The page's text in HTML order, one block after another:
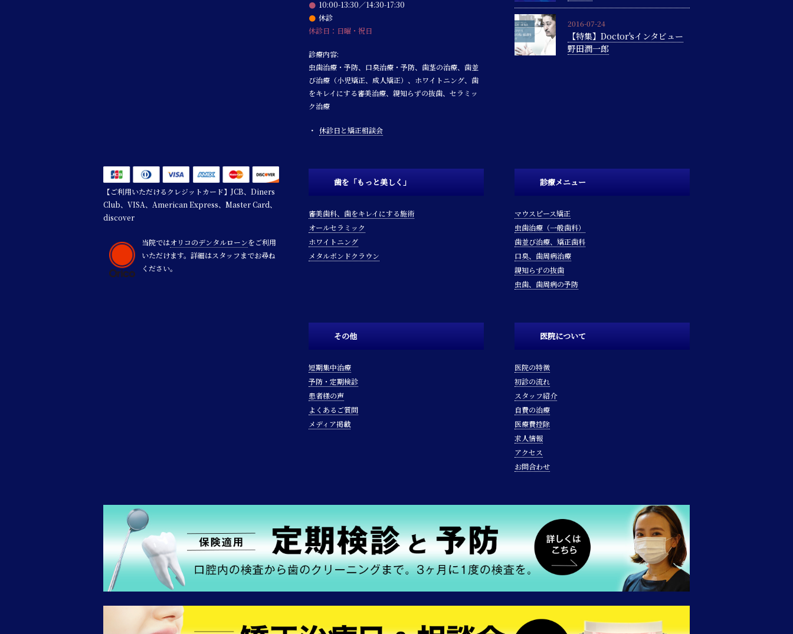
【ご利用いただけるクレジットカード】JCB、Diners
Club、VISA、American Express、Master Card、
discover
当院ではオリコのデンタルローンをご利用
いただけます。詳細はスタッフまでお尋ね
ください。
● 10:00-13:30／14:30-17:30
● 休診
休診日：日曜・祝日
診療内容:
虫歯治療・予防、口臭治療・予防、歯茎の治療、歯並
び治療（小児矯正、成人矯正）、ホワイトニング、歯
をキレイにする審美治療、親知らずの抜歯、セラミッ
ク治療
休診日と矯正相談会
2016-07-24
【特集】Doctor'sインタビュー
野田潤一郎
歯を「もっと美しく」
審美歯科、歯をキレイにする施術
オールセラミック
ホワイトニング
メタルボンドクラウン
診療メニュー
マウスピース矯正
虫歯治療（一般歯科）
歯並び治療、矯正歯科
口臭、歯周病治療
親知らずの抜歯
虫歯、歯周病の予防
その他
短期集中治療
予防・定期検診
患者様の声
よくあるご質問
メディア掲載
医院について
医院の特徴
初診の流れ
スタッフ紹介
自費の治療
医療費控除
求人情報
アクセス
お問合わせ